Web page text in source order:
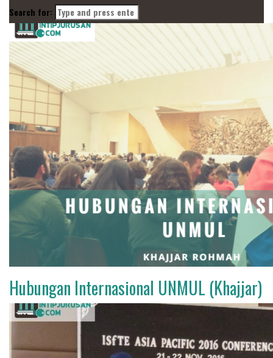
Search for:
Hubungan Internasional UNMUL (Khajjar)